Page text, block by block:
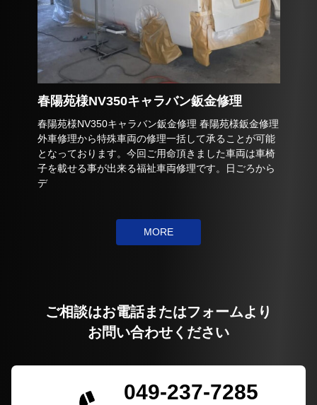
春陽苑様NV350キャラバン鈑金修理
春陽苑様NV350キャラバン鈑金修理 春陽苑様鈑金修理
外車修理から特殊車両の修理一括して承ることが可能
となっております。今回ご用命頂きました車両は車椅
子を載せる事が出来る福祉車両修理です。日ごろから
デ
MORE
ご相談はお電話またはフォームより
お問い合わせください
049-237-7285